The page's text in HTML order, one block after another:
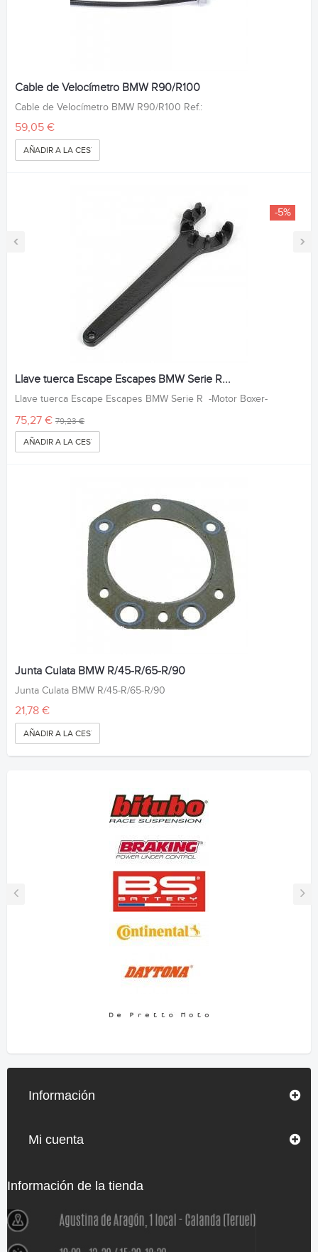
‹ ›
Cable de Velocímetro BMW R90/R100
Cable de Velocímetro BMW R90/R100 Ref.:
59,05 €
AÑADIR A LA CESTA
-5%
Llave tuerca Escape Escapes BMW Serie R...
Llave tuerca Escape Escapes BMW Serie R -Motor Boxer-
75,27 € 79,23 €
AÑADIR A LA CESTA
Junta Culata BMW R/45-R/65-R/90
Junta Culata BMW R/45-R/65-R/90
21,78 €
AÑADIR A LA CESTA
Información
Mi cuenta
Información de la tienda